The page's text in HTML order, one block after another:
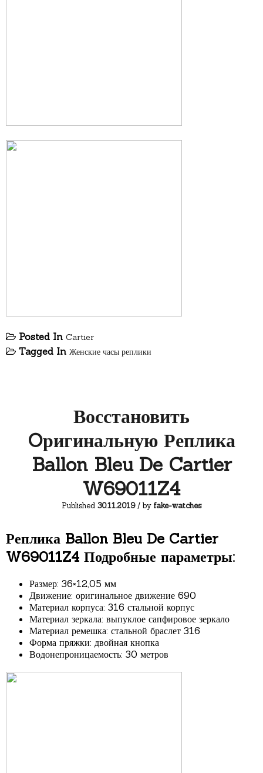
Posted In Cartier
Tagged In Женские часы реплики
Восстановить
Oригинальную Реплика
Ballon Bleu De Cartier
W69011Z4
Published 30.11.2019/ by fake-watches
Реплика Ballon Bleu De Cartier
W69011Z4 Подробные параметры:
Размер: 36×12,05 мм
Движение: оригинальное движение 690
Материал корпуса: 316 стальной корпус
Материал зеркала: выпуклое сапфировое зеркало
Материал ремешка: стальной браслет 316
Форма пряжки: двойная кнопка
Водонепроницаемость: 30 метров